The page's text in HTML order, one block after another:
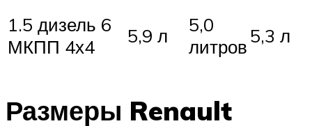
1.5 дизель 6
МКПП 4х4
5,9 л
5,0
литров5,3 л
Размеры Renault